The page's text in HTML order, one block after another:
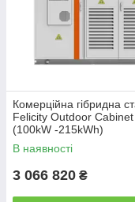
Комерційна гібридна
Felicity Outdoor Cabinet
(100kW -215kWh)
В наявності
3 066 820 ₴